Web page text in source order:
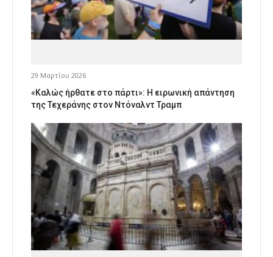
29 Μαρτίου 2026
«Καλώς ήρθατε στο πάρτι»: Η ειρωνική απάντηση
της Τεχεράνης στον Ντόναλντ Τραμπ